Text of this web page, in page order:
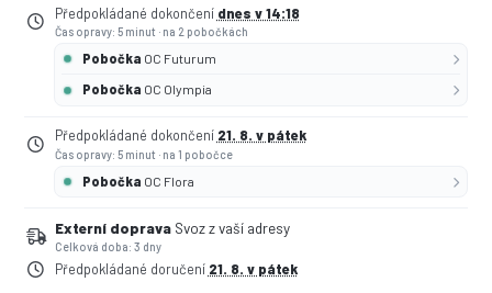
Předpokládané dokončení dnes v 14:18
Čas opravy: 5 minut · na 2 pobočkách
Pobočka OC Futurum
Pobočka OC Olympia
Předpokládané dokončení 21. 8. v pátek
Čas opravy: 5 minut · na 1 pobočce
Pobočka OC Flora
Externí doprava Svoz z vaší adresy
Celková doba: 3 dny
Předpokládané doručení 21. 8. v pátek